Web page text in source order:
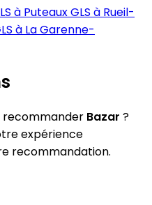
à PuteauxGLS à Rueil-
à La Garenne-
recommander Bazar ?
expérience
recommandation.